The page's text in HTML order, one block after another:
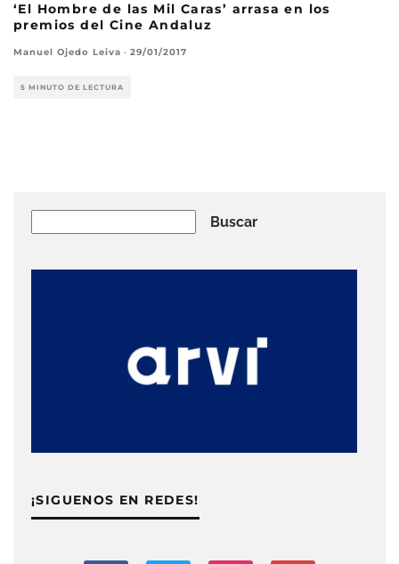
‘El Hombre de las Mil Caras’ arrasa en los
premios del Cine Andaluz
Manuel Ojedo Leiva · 29/01/2017
5 MINUTO DE LECTURA
Buscar
¡SIGUENOS EN REDES!